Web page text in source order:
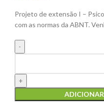
Projeto de extensão I –
com as normas da ABNT.